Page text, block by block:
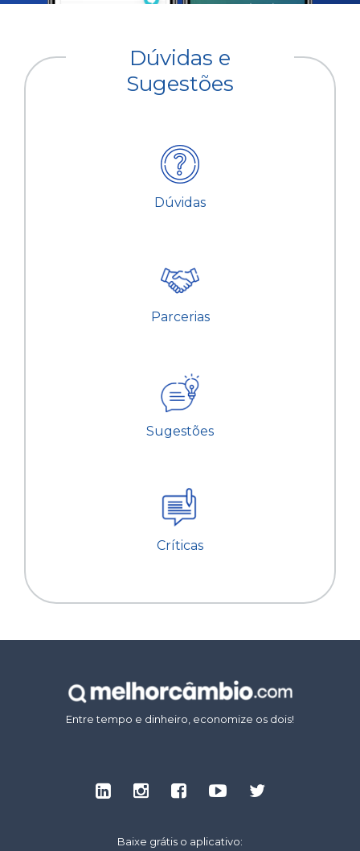
Dúvidas e
Sugestões
Dúvidas
Parcerias
Sugestões
Críticas
Entre tempo e dinheiro, economize os dois!
Baixe grátis o aplicativo: